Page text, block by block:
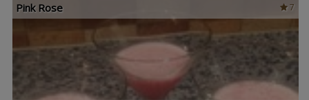
7
Pink Rose